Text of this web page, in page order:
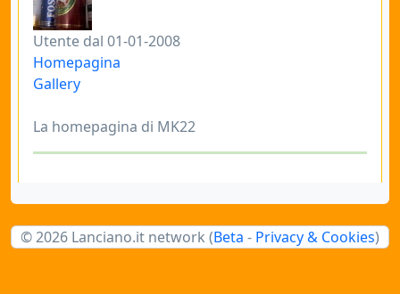
Utente dal 01-01-2008
Homepagina
Gallery
La homepagina di MK22
© 2026 Lanciano.it network (Beta - Privacy & Cookies)